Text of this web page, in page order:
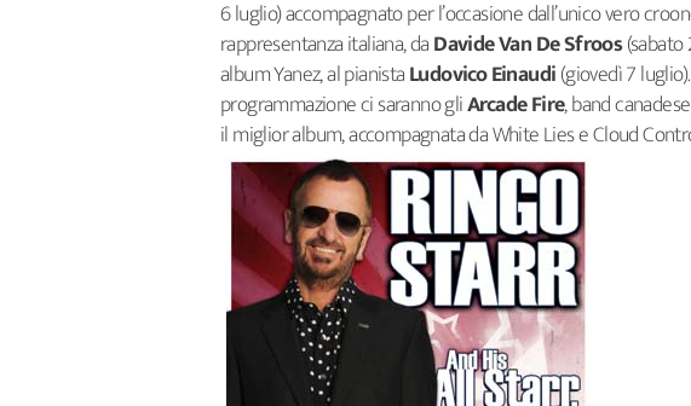
6 luglio) accompagnato per l’occasione dall’unico vero
rappresentanza italiana, daDavide Van De Sfroos(sabato
album Yanez, al pianistaLudovico Einaudi(giovedì 7
programmazione ci saranno gliArcade Fire, band
il miglior album, accompagnata da White Lies e Cloud